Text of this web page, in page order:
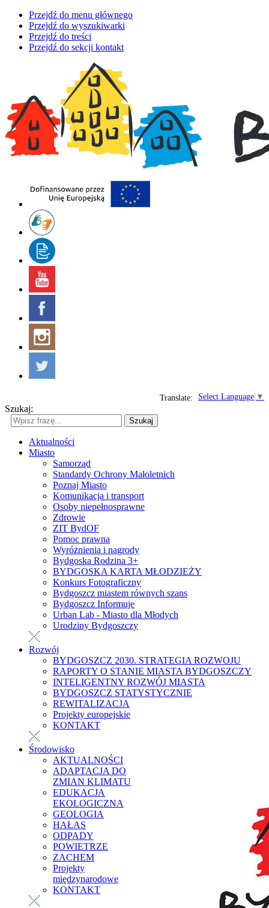
Przejdź do menu głównego
Przejdź do wyszukiwarki
Przejdź do treści
Przejdź do sekcji kontakt
Select Language ▼
Translate:
Szukaj:
Szukaj
Aktualności
Miasto
Samorząd
Standardy Ochrony Małoletnich
Poznaj Miasto
Komunikacja i transport
Osoby niepełnosprawne
Zdrowie
ZIT BydOF
Pomoc prawna
Wyróżnienia i nagrody
Bydgoska Rodzina 3+
BYDGOSKA KARTA MŁODZIEŻY
Konkurs Fotograficzny
Bydgoszcz miastem równych szans
Bydgoszcz Informuje
Urban Lab - Miasto dla Młodych
Urodziny Bydgoszczy
Rozwój
BYDGOSZCZ 2030. STRATEGIA ROZWOJU
RAPORTY O STANIE MIASTA BYDGOSZCZY
INTELIGENTNY ROZWÓJ MIASTA
BYDGOSZCZ STATYSTYCZNIE
REWITALIZACJA
Projekty europejskie
KONTAKT
Środowisko
AKTUALNOŚCI
ADAPTACJA DO
ZMIAN KLIMATU
EDUKACJA
EKOLOGICZNA
GEOLOGIA
HAŁAS
ODPADY
POWIETRZE
ZACHEM
Projekty
międzynarodowe
KONTAKT